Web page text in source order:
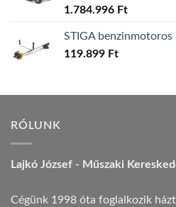
1.784.996 Ft
STIGA
119.899 Ft
RÓLUNK
Lajkó József - Műszaki
Cégünk 1998 óta foglalkozik